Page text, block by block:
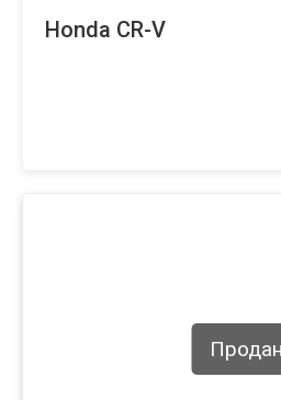
Honda CR-V
Продан